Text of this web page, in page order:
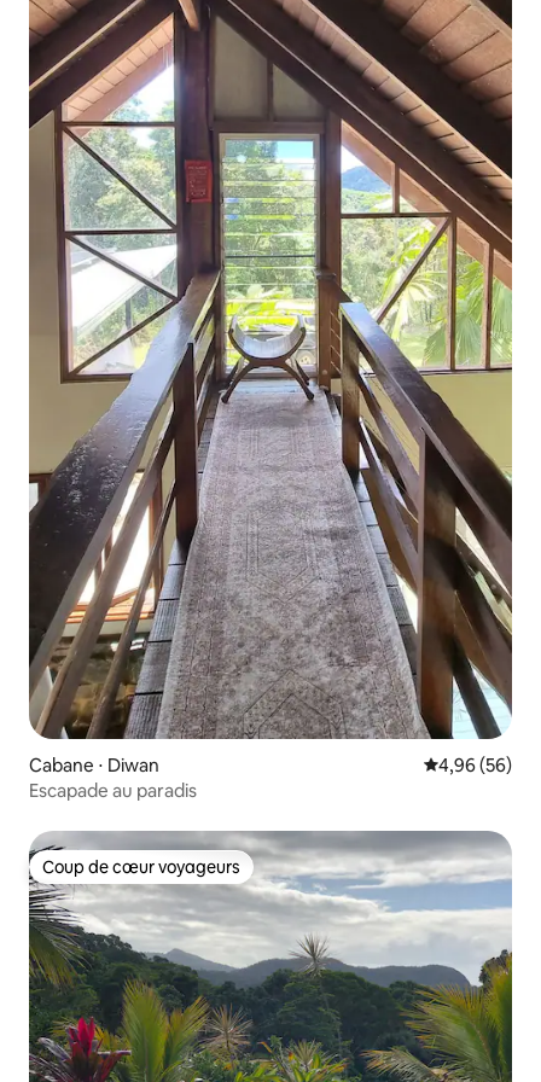
Cabane ⋅ Diwan Évaluation
4,96 (56)
Escapade au paradis
Coup de cœur voyageurs
Coup de cœur voyageurs